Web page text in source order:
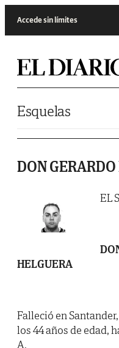
Accede sin límites
Esquelas
DON
EL
HELGUERA
Falleció en
los 44 años de edad,
A.